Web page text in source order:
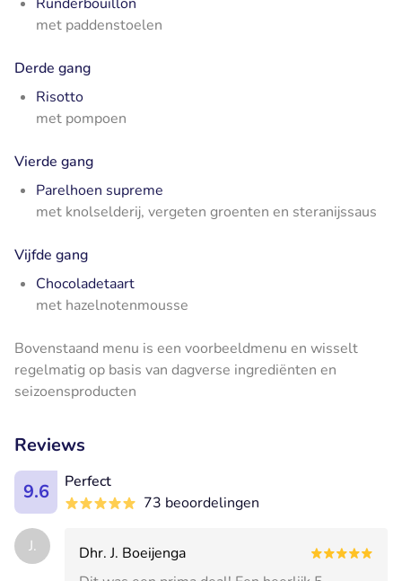
met paddenstoelen
Derde gang
Risotto
met pompoen
Vierde gang
Parelhoen supreme
met knolselderij, vergeten groenten en steranijssaus
Vijfde gang
Chocoladetaart
met hazelnotenmousse
Bovenstaand menu is een voorbeeldmenu en wisselt
regelmatig op basis van dagverse ingrediënten en
seizoensproducten
Reviews
9.6
Perfect
73 beoordelingen
J.
Dhr. J. Boeijenga